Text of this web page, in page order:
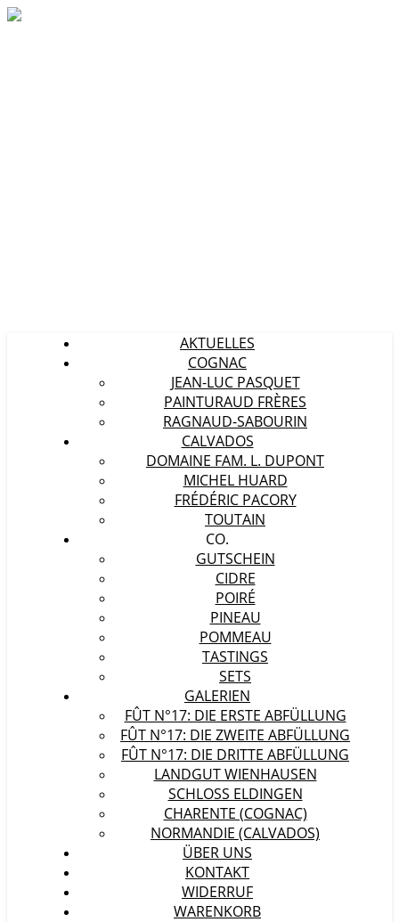
AKTUELLES
COGNAC
JEAN-LUC PASQUET
PAINTURAUD FRÈRES
RAGNAUD-SABOURIN
CALVADOS
DOMAINE FAM. L. DUPONT
MICHEL HUARD
FRÉDÉRIC PACORY
TOUTAIN
CO.
GUTSCHEIN
CIDRE
POIRÉ
PINEAU
POMMEAU
TASTINGS
SETS
GALERIEN
FÛT N°17: DIE ERSTE ABFÜLLUNG
FÛT N°17: DIE ZWEITE ABFÜLLUNG
FÛT N°17: DIE DRITTE ABFÜLLUNG
LANDGUT WIENHAUSEN
SCHLOSS ELDINGEN
CHARENTE (COGNAC)
NORMANDIE (CALVADOS)
ÜBER UNS
KONTAKT
WIDERRUF
WARENKORB